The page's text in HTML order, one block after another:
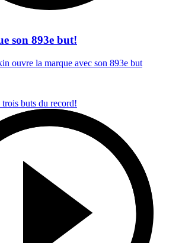
son 893e but!
ouvre la marque avec son 893e but